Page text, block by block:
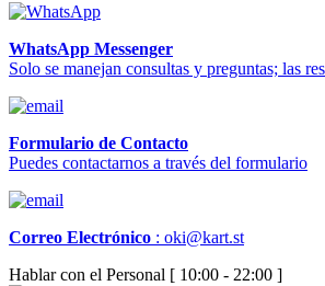
WhatsApp Messenger
Solo se manejan consultas y preguntas; las
Formulario de Contacto
Puedes contactarnos a través del formulario
Correo Electrónico : oki@kart.st
Hablar con el Personal [ 10:00 - 22:00 ]